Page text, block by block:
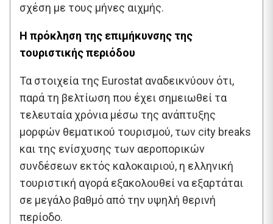
σχέση με τους μήνες αιχμής.
Η πρόκληση της επιμήκυνσης της
τουριστικής περιόδου
Τα στοιχεία της Eurostat αναδεικνύουν ότι,
παρά τη βελτίωση που έχει σημειωθεί τα
τελευταία χρόνια μέσω της ανάπτυξης
μορφών θεματικού τουρισμού, των city breaks
και της ενίσχυσης των αεροπορικών
συνδέσεων εκτός καλοκαιριού, η ελληνική
τουριστική αγορά εξακολουθεί να εξαρτάται
σε μεγάλο βαθμό από την υψηλή θερινή
περίοδο.